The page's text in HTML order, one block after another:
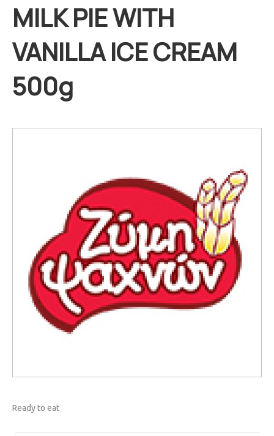
MILK PIE WITH
VANILLA ICE CREAM
500g
Ready to eat